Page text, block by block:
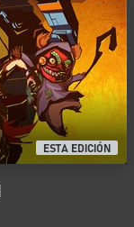
ESTA EDICIÓN